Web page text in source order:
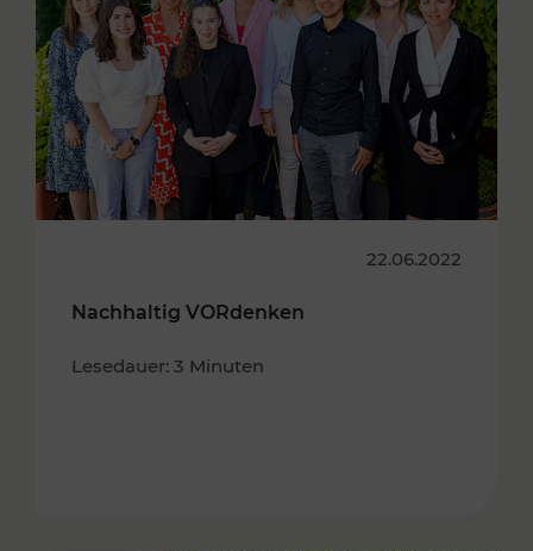
22.06.2022
Nachhaltig VORdenken
Lesedauer: 3 Minuten